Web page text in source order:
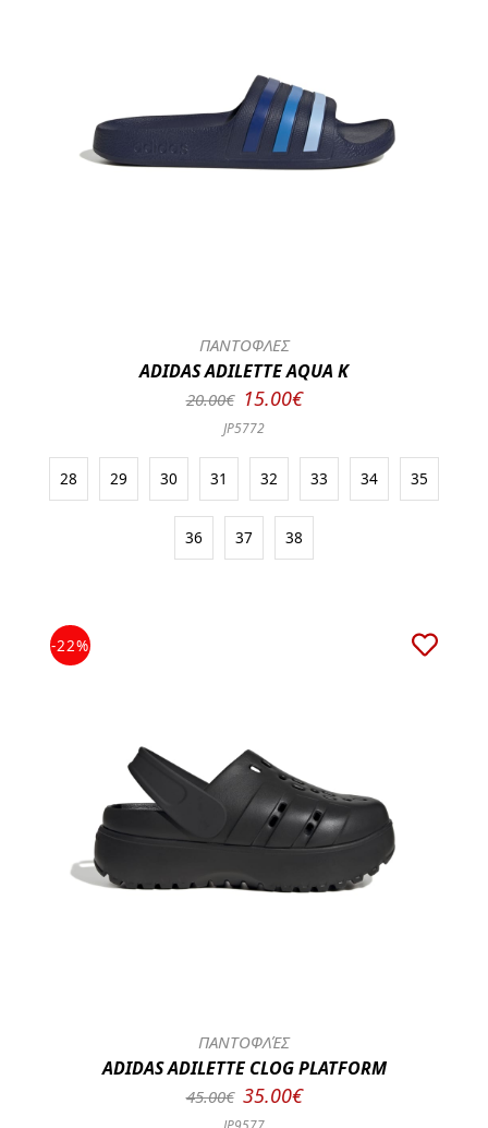
ΠΑΝΤΟΦΛΕΣ
ADIDAS ADILETTE AQUA K
20.00€ 15.00€
JP5772
28 29 30 31 32 33 34 35
36 37 38
-22%
ΠΑΝΤΟΦΛΈΣ
ADIDAS ADILETTE CLOG PLATFORM
45.00€ 35.00€